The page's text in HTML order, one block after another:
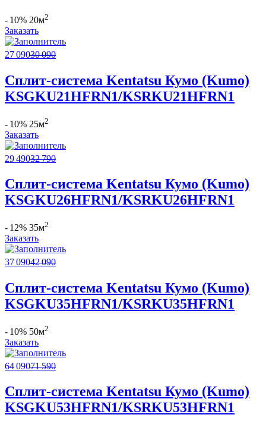
- 10% 20м2
Заказать
27 09030 090
Сплит-система Kentatsu Кумо (Kumo)
KSGKU21HFRN1/KSRKU21HFRN1
- 10% 25м2
Заказать
29 49032 790
Сплит-система Kentatsu Кумо (Kumo)
KSGKU26HFRN1/KSRKU26HFRN1
- 12% 35м2
Заказать
37 09042 090
Сплит-система Kentatsu Кумо (Kumo)
KSGKU35HFRN1/KSRKU35HFRN1
- 10% 50м2
Заказать
64 09071 590
Сплит-система Kentatsu Кумо (Kumo)
KSGKU53HFRN1/KSRKU53HFRN1